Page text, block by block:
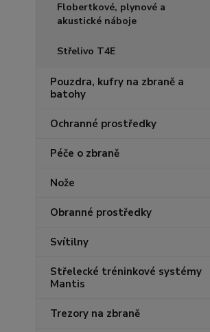
Flobertkové, plynové a
akustické náboje
Střelivo T4E
Pouzdra, kufry na zbraně a
batohy
Ochranné prostředky
Péče o zbraně
Nože
Obranné prostředky
Svítilny
Střelecké tréninkové systémy
Mantis
Trezory na zbraně